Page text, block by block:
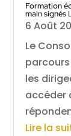
Formation
main signés
6 Août
Le
les
accéder
Lire la